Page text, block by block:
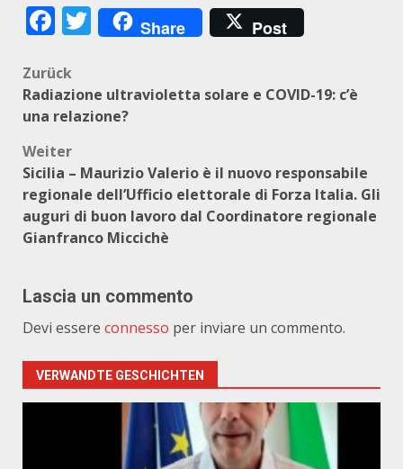
Facebook
Twitter
Share Post
Beitragsnavigation
Zurück
Radiazione ultravioletta solare e COVID-19: c’è
una relazione?
Weiter
Sicilia – Maurizio Valerio è il nuovo responsabile
regionale dell’Ufficio elettorale di Forza Italia. Gli
auguri di buon lavoro dal Coordinatore regionale
Gianfranco Miccichè
Lascia un commento
Devi essere connesso per inviare un commento.
VERWANDTE GESCHICHTEN